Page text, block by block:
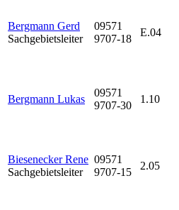
Bergmann Gerd
Sachgebietsleiter
09571
9707-18
E.04
Bergmann Lukas
09571
9707-30
1.10
Biesenecker Rene
Sachgebietsleiter
09571
9707-15
2.05